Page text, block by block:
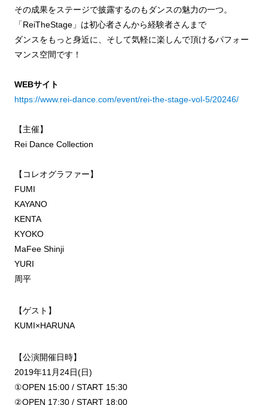
その成果をステージで披露するのもダンスの魅力の一つ。
「ReiTheStage」は初心者さんから経験者さんまで
ダンスをもっと身近に、そして気軽に楽しんで頂けるパフォー
マンス空間です！
WEBサイト
https://www.rei-dance.com/event/rei-the-stage-vol-5/20246/
【主催】
Rei Dance Collection
【コレオグラファー】
FUMI
KAYANO
KENTA
KYOKO
MaFee Shinji
YURI
周平
【ゲスト】
KUMI×HARUNA
【公演開催日時】
2019年11月24日(日)
①OPEN 15:00 / START 15:30
②OPEN 17:30 / START 18:00